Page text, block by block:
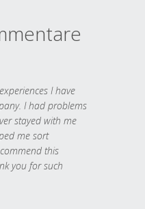
I have
I had problems
stayed with me
me sort
this
you for such